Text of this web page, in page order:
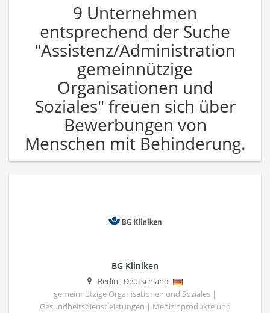
9 Unternehmen
entsprechend der Suche
"Assistenz/Administration
gemeinnützige
Organisationen und
Soziales" freuen sich über
Bewerbungen von
Menschen mit Behinderung.
BG Kliniken
Berlin , Deutschland
gemeinnützige Organisationen und Soziales |
Gesundheitsdienstleistungen | Medizinprodukte und